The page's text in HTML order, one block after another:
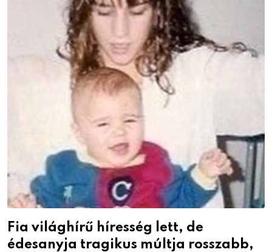
Fia világhírű híresség lett, de
édesanyja tragikus múltja rosszabb,